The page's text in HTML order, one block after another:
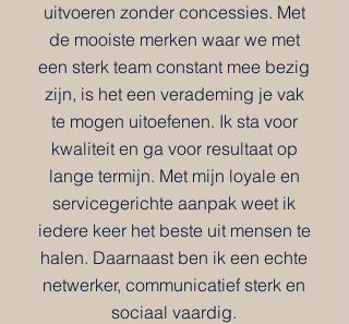
uitvoeren zonder concessies. Met
de mooiste merken waar we met
een sterk team constant mee bezig
zijn, is het een verademing je vak
te mogen uitoefenen. Ik sta voor
kwaliteit en ga voor resultaat op
lange termijn. Met mijn loyale en
servicegerichte aanpak weet ik
iedere keer het beste uit mensen te
halen. Daarnaast ben ik een echte
netwerker, communicatief sterk en
sociaal vaardig.